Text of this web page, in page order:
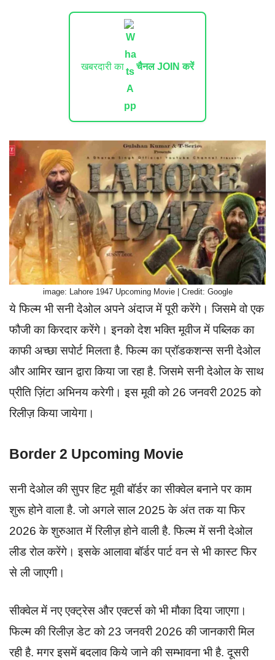
खबरदारी का चैनल JOIN करें
image: Lahore 1947 Upcoming Movie | Credit: Google
ये फिल्म भी सनी देओल अपने अंदाज में पूरी करेंगे। जिसमे वो एक
फौजी का किरदार करेंगे। इनको देश भक्ति मूवीज में पब्लिक का
काफी अच्छा सपोर्ट मिलता है. फिल्म का प्रॉडकशन्स सनी देओल
और आमिर खान द्वारा किया जा रहा है. जिसमे सनी देओल के साथ
प्रीति ज़िंटा अभिनय करेगी। इस मूवी को 26 जनवरी 2025 को
रिलीज़ किया जायेगा।
Border 2 Upcoming Movie
सनी देओल की सुपर हिट मूवी बॉर्डर का सीक्वेल बनाने पर काम
शुरू होने वाला है. जो अगले साल 2025 के अंत तक या फिर
2026 के शुरुआत में रिलीज़ होने वाली है. फिल्म में सनी देओल
लीड रोल करेंगे। इसके आलावा बॉर्डर पार्ट वन से भी कास्ट फिर
से ली जाएगी।
सीक्वेल में नए एक्ट्रेस और एक्टर्स को भी मौका दिया जाएगा।
फिल्म की रिलीज़ डेट को 23 जनवरी 2026 की जानकारी मिल
रही है. मगर इसमें बदलाव किये जाने की सम्भावना भी है. दूसरी